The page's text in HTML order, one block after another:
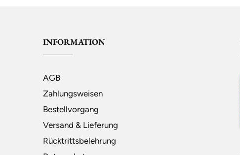
INFORMATION
AGB
Zahlungsweisen
Bestellvorgang
Versand & Lieferung
Rücktrittsbelehrung